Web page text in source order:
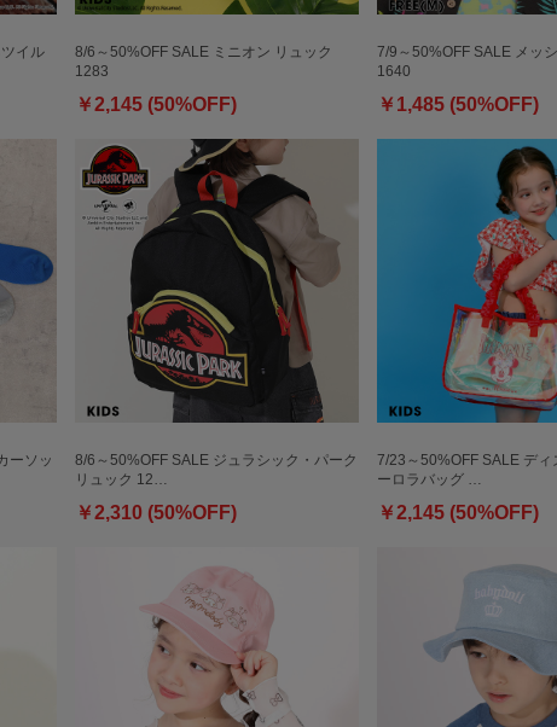
イル
8/6～50%OFF SALE ミニオン リュック
1283
￥2,145 (50%OFF)
7/9～50%OFF SALE メッ
1640
￥1,485 (50%OFF)
ーソッ
8/6～50%OFF SALE ジュラシック・パーク
リュック 12…
￥2,310 (50%OFF)
7/23～50%OFF SALE ディ
ーロラバッグ …
￥2,145 (50%OFF)